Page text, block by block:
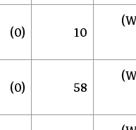
10
(0)
58
(0)